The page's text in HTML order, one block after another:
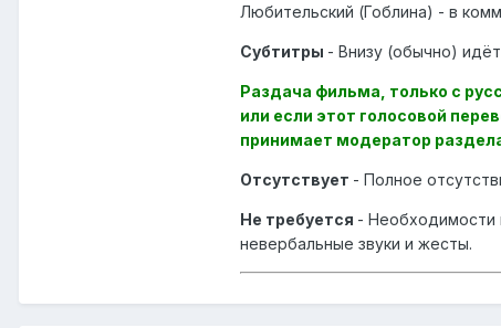
Любительский (Гоблинa) - в
Субтитры - Внизу (обычно)
Раздача фильма, только с
или если этот голосовой
принимает модератор
Отсутствует - Полное
Не требуется - Необходимости
невербальные звуки и жесты.